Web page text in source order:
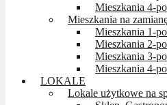
Mieszkania 4-
Mieszkania na
Mieszkania 1-
Mieszkania 2-
Mieszkania 3-
Mieszkania 4-
LOKALE
Lokale użytkowe na